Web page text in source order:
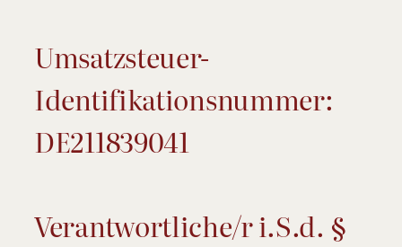
Umsatzsteuer-
Identifikationsnummer:
DE211839041
Verantwortliche/r i.S.d. §